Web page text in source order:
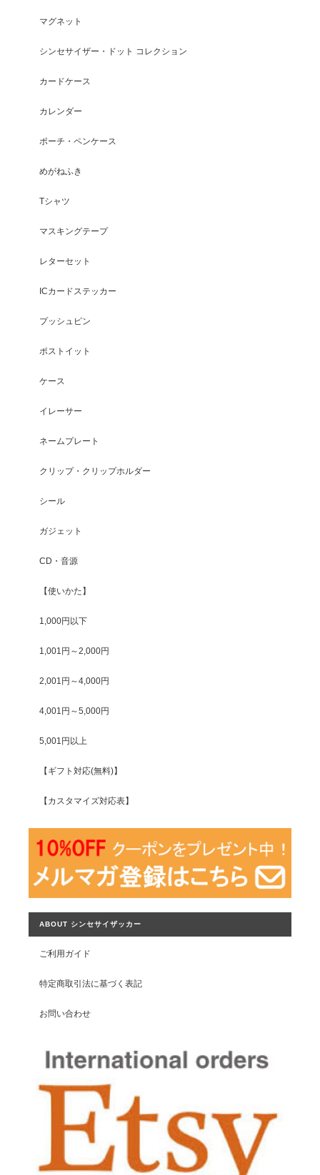
マグネット
シンセサイザー・ドット コレクション
カードケース
カレンダー
ポーチ・ペンケース
めがねふき
Tシャツ
マスキングテープ
レターセット
ICカードステッカー
プッシュピン
ポストイット
ケース
イレーサー
ネームプレート
クリップ・クリップホルダー
シール
ガジェット
CD・音源
【使いかた】
1,000円以下
1,001円～2,000円
2,001円～4,000円
4,001円～5,000円
5,001円以上
【ギフト対応(無料)】
【カスタマイズ対応表】
ABOUT シンセサイザッカー
ご利用ガイド
特定商取引法に基づく表記
お問い合わせ